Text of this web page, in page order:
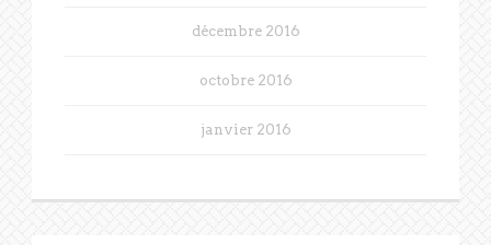
décembre 2016
octobre 2016
janvier 2016